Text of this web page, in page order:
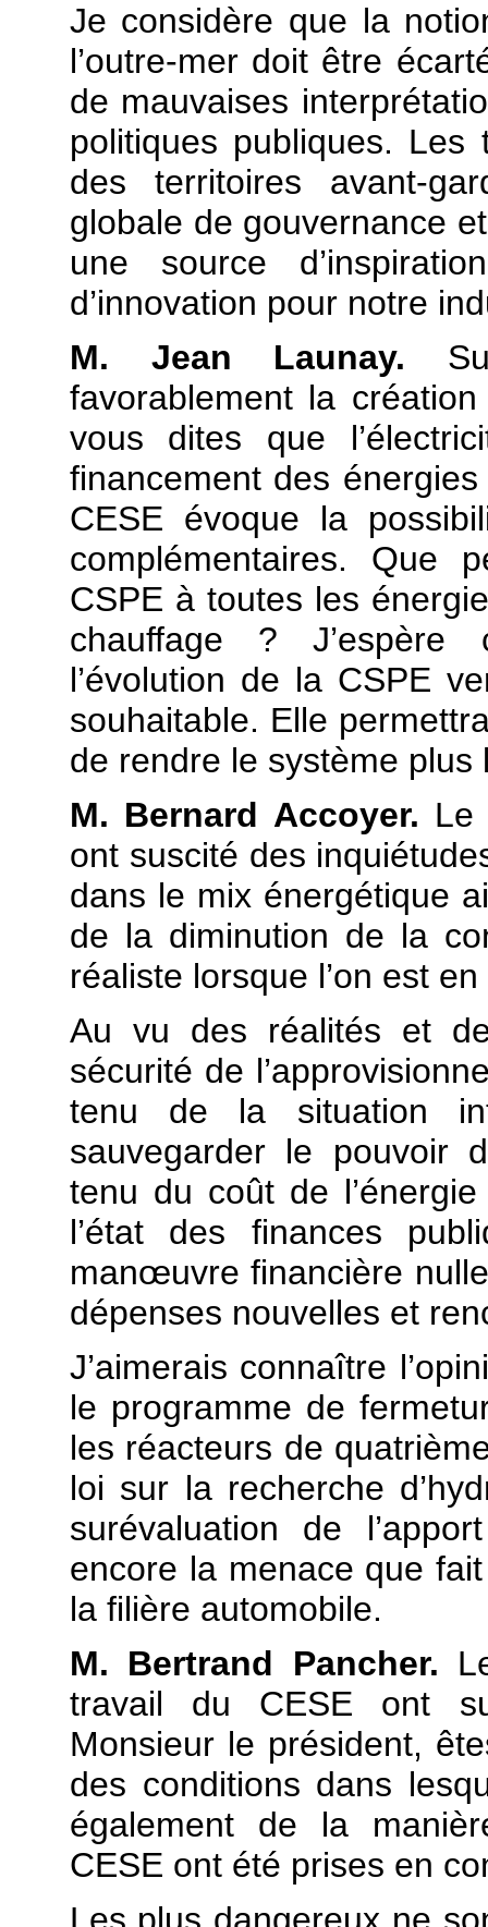
Je considère que la
l’outre-mer doit être
de mauvaises
politiques publiques. Les
des territoires avant-
globale de gouvernance
une source
d’innovation pour notre
M. Jean Launay.
favorablement la
vous dites que
financement des
CESE évoque la
complémentaires. Que
CSPE à toutes les
chauffage ? J’espère
l’évolution de la CSPE
souhaitable. Elle
de rendre le système
M. Bernard Accoyer. Le
ont suscité des
dans le mix énergétique
de la diminution de la
réaliste lorsque l’on est
Au vu des réalités et
sécurité de
tenu de la situation
sauvegarder le pouvoir
tenu du coût de
l’état des finances
manœuvre financière
dépenses nouvelles et
J’aimerais connaître
le programme de
les réacteurs de
loi sur la recherche
surévaluation de
encore la menace que
la filière automobile.
M. Bertrand Pancher.
travail du CESE ont
Monsieur le président,
des conditions dans
également de la
CESE ont été prises en